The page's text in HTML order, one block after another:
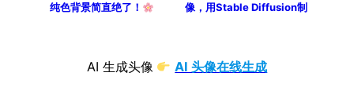
纯色背景简直绝了！
像，用Stable Diffusion制
AI 生成头像 AI 头像在线生成